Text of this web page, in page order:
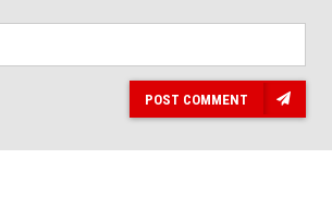
POST COMMENT